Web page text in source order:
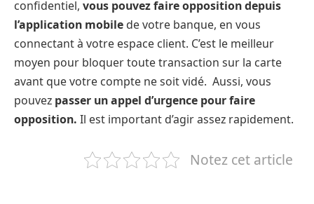
confidentiel, vous pouvez faire opposition depuis
l’application mobile de votre banque, en vous
connectant à votre espace client. C’est le meilleur
moyen pour bloquer toute transaction sur la carte
avant que votre compte ne soit vidé. Aussi, vous
pouvez passer un appel d’urgence pour faire
opposition. Il est important d’agir assez rapidement.
Notez cet article